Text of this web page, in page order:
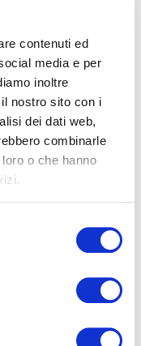
contenuti ed
media e per
inoltre
nostro sito con i
dei dati web,
combinarle
o che hanno